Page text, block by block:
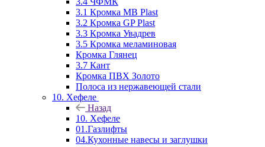
3.1 Кромка MB Plast
3.2 Кромка GP Plast
3.3 Кромка Увадрев
3.5 Кромка меламиновая
Кромка Глянец
3.7 Кант
Кромка ПВХ Золото
Полоса из нержавеющей стали
10. Хефеле
Назад
10. Хефеле
01.Газлифты
04.Кухонные навесы и заглушки